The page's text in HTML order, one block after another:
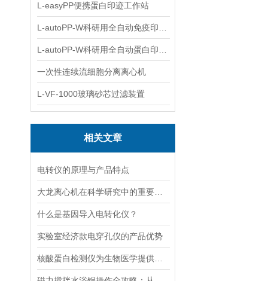
L-easyPP便携蛋白印迹工作站
一次性连续流细胞分离离心机
L-VF-1000玻璃砂芯过滤装置
相关文章
电转仪的原理与产品特点
什么是基因导入电转化仪？
实验室经济款电穿孔仪的产品优势